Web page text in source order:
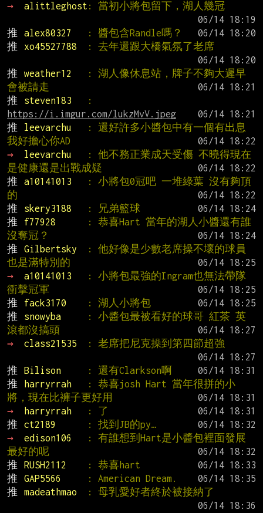
→
alittleghost : 當初小將包留下，湖人幾冠
推
alex80327 : 醬包含Randle嗎？
推
xo45527788
: 去年還跟大橋氣氛了老席
推
weather12
: 湖人像休息站，牌子不夠大遲早
會被請走
推
steven183
https://i.imgur.com/lukzMvV.jpeg
推
leevarchu
: 還好許多小醬包中有一個有出息
我好擔心你AD
→
leevarchu
: 他不務正業成天受傷 不曉得現在
是健康還是出戰成疑
推
a10141013
: 小將包0冠吧 一堆綠葉 沒有夠頂
的
推
skery3188 : 兄弟籃球
推
f77928
: 恭喜Hart 當年的湖人小醬還有誰
沒奪冠？
推
Gilbertsky
: 他好像是少數老席操不壞的球員
也是滿特別的
→
a10141013
: 小將包最強的Ingram也無法帶隊
衝擊冠軍
推
fack3170 : 湖人小將包
推
snowyba
: 小醬包最被看好的球哥 紅茶 英
滾都沒搞頭
→
class21535
: 老席把尼克操到第四節超強
推
Bilison : 還有Clarkson啊
推
harryrrah
: 恭喜josh Hart 當年很拼的小
將，現在比褲子更好用
→
harryrrah : 了
推
ct2189 : 找到JB的py…
→
edison106
: 有誰想到Hart是小醬包裡面發展
最好的呢
推
RUSH2112 : 恭喜hart
推
GAP5566 : American Dream.
推
madeathmao
: 母乳愛好者終於被接納了